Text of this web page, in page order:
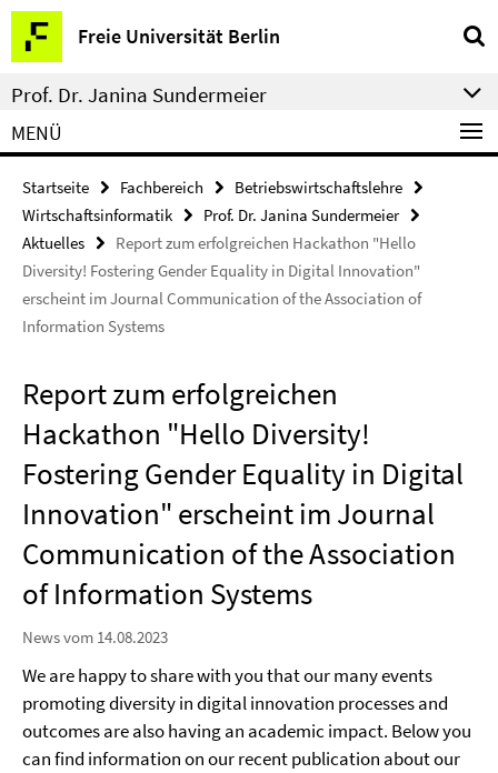
Springe
direkt
zu
Inhalt
Freie Universität Berlin
Service-
Navigation
Prof. Dr. Janina Sundermeier
MENÜ
Startseite Fachbereich
Betriebswirtschaftslehre
Wirtschaftsinformatik
Prof. Dr. Janina Sundermeier
Aktuelles
Report zum erfolgreichen Hackathon "Hello
Diversity! Fostering Gender Equality in Digital Innovation"
erscheint im Journal Communication of the Association of
Information Systems
Report zum erfolgreichen
Hackathon "Hello Diversity!
Fostering Gender Equality in Digital
Innovation" erscheint im Journal
Communication of the Association
of Information Systems
News vom 14.08.2023
We are happy to share with you that our many events
promoting diversity in digital innovation processes and
outcomes are also having an academic impact. Below you
can find information on our recent publication about our